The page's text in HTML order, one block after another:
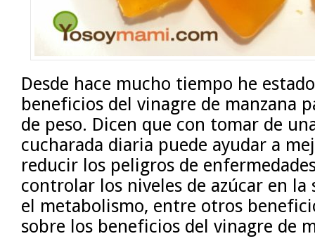
Desde hace mucho tiempo he
beneficios del vinagre de manzana
de peso. Dicen que con tomar de
cucharada diaria puede ayudar a
reducir los peligros de
controlar los niveles de azúcar en la
el metabolismo, entre otros
sobre los beneficios del vinagre de